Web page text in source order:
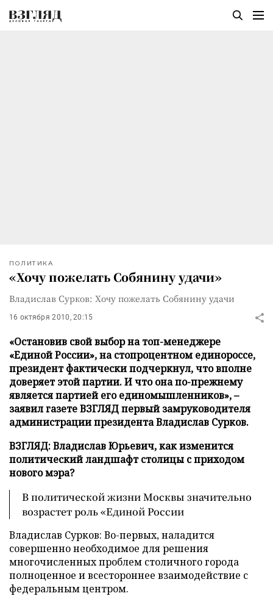
ПОЛИТИКА
«Хочу пожелать Собянину удачи»
Владислав Сурков: Хочу пожелать Собянину удачи
16 октября 2010, 20:15
«Остановив свой выбор на топ-менеджере
«Единой России», на стопроцентном единороссе,
президент фактически подчеркнул, что вполне
доверяет этой партии. И что она по-прежнему
является партией его единомышленников», –
заявил газете ВЗГЛЯД первый замруководителя
администрации президента Владислав Сурков.
ВЗГЛЯД: Владислав Юрьевич, как изменится
политический ландшафт столицы с приходом
нового мэра?
В политической жизни Москвы значительно
возрастет роль «Единой России
Владислав Сурков: Во-первых, наладится
совершенно необходимое для решения
многочисленных проблем столичного города
полноценное и всестороннее взаимодействие с
федеральным центром.